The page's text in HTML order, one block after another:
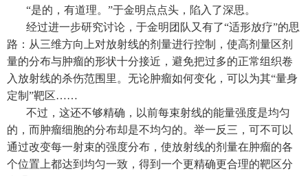
“是的，有道理。”于金明点点头，陷入了深思。
经过进一步研究讨论，于金明团队又有了“适形放疗”的思
路：从三维方向上对放射线的剂量进行控制，使高剂量区剂
量的分布与肿瘤的形状十分接近，避免把过多的正常组织卷
入放射线的杀伤范围里。无论肿瘤如何变化，可以为其“量身
定制”靶区……
不过，这还不够精确，以前每束射线的能量强度是均匀
的，而肿瘤细胞的分布却是不均匀的。举一反三，可不可以
通过改变每一射束的强度分布，使放射线的剂量在肿瘤的各
个位置上都达到均匀一致，得到一个更精确更合理的靶区分